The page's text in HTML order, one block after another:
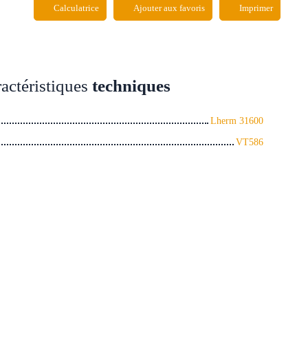
Calculatrice Ajouter aux favoris Imprimer
techniques
Lherm 31600
VT586